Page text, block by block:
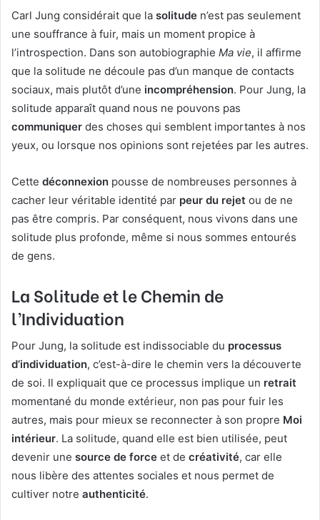
Carl Jung considérait que la solitude n’est pas seulement
une souffrance à fuir, mais un moment propice à
l’introspection. Dans son autobiographie Ma vie, il affirme
que la solitude ne découle pas d’un manque de contacts
sociaux, mais plutôt d’une incompréhension. Pour Jung, la
solitude apparaît quand nous ne pouvons pas
communiquer des choses qui semblent importantes à nos
yeux, ou lorsque nos opinions sont rejetées par les autres.
Cette déconnexion pousse de nombreuses personnes à
cacher leur véritable identité par peur du rejet ou de ne
pas être compris. Par conséquent, nous vivons dans une
solitude plus profonde, même si nous sommes entourés
de gens.
La Solitude et le Chemin de
l’Individuation
Pour Jung, la solitude est indissociable du processus
d’individuation, c’est-à-dire le chemin vers la découverte
de soi. Il expliquait que ce processus implique un retrait
momentané du monde extérieur, non pas pour fuir les
autres, mais pour mieux se reconnecter à son propre Moi
intérieur. La solitude, quand elle est bien utilisée, peut
devenir une source de force et de créativité, car elle
nous libère des attentes sociales et nous permet de
cultiver notre authenticité.